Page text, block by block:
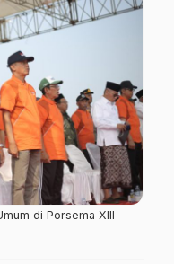
di Porsema XIII